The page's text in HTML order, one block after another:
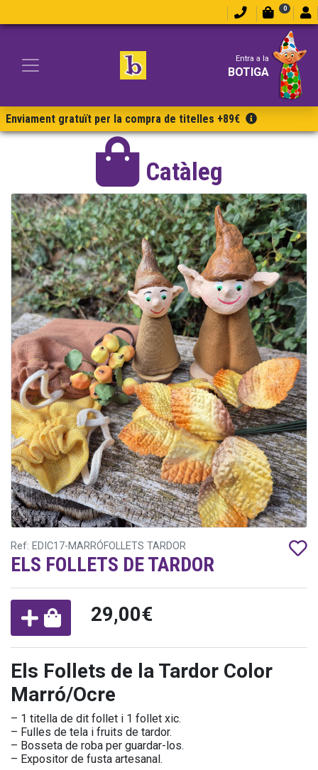
0
Entra a la
BOTIGA
Enviament gratuït per la compra de titelles +89€
Catàleg
Ref: EDIC17-MARRÓFOLLETS TARDOR
ELS FOLLETS DE TARDOR
29,00€
Els Follets de la Tardor Color
Marró/Ocre
– 1 titella de dit follet i 1 follet xic.
– Fulles de tela i fruits de tardor.
– Bosseta de roba per guardar-los.
– Expositor de fusta artesanal.